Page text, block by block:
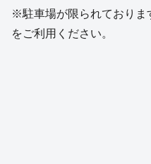
※駐車場が限られておりま
をご利用ください。